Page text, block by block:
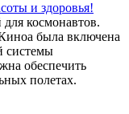
и здоровья!
космонавтов.
была включена
системы
обеспечить
полетах.